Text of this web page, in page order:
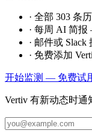
· 全部 303 条
· 每周 AI 简报
· 邮件或 Slack
· 免费添加
开始监测 — 免费试
Vertiv 有新动态时通